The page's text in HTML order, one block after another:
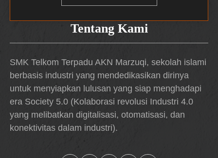
Tentang Kami
SMK Telkom Terpadu AKN Marzuqi, sekolah islami
berbasis industri yang mendedikasikan dirinya
untuk menyiapkan lulusan yang siap menghadapi
era Society 5.0 (Kolaborasi revolusi Industri 4.0
yang melibatkan digitalisasi, otomatisasi, dan
konektivitas dalam industri).